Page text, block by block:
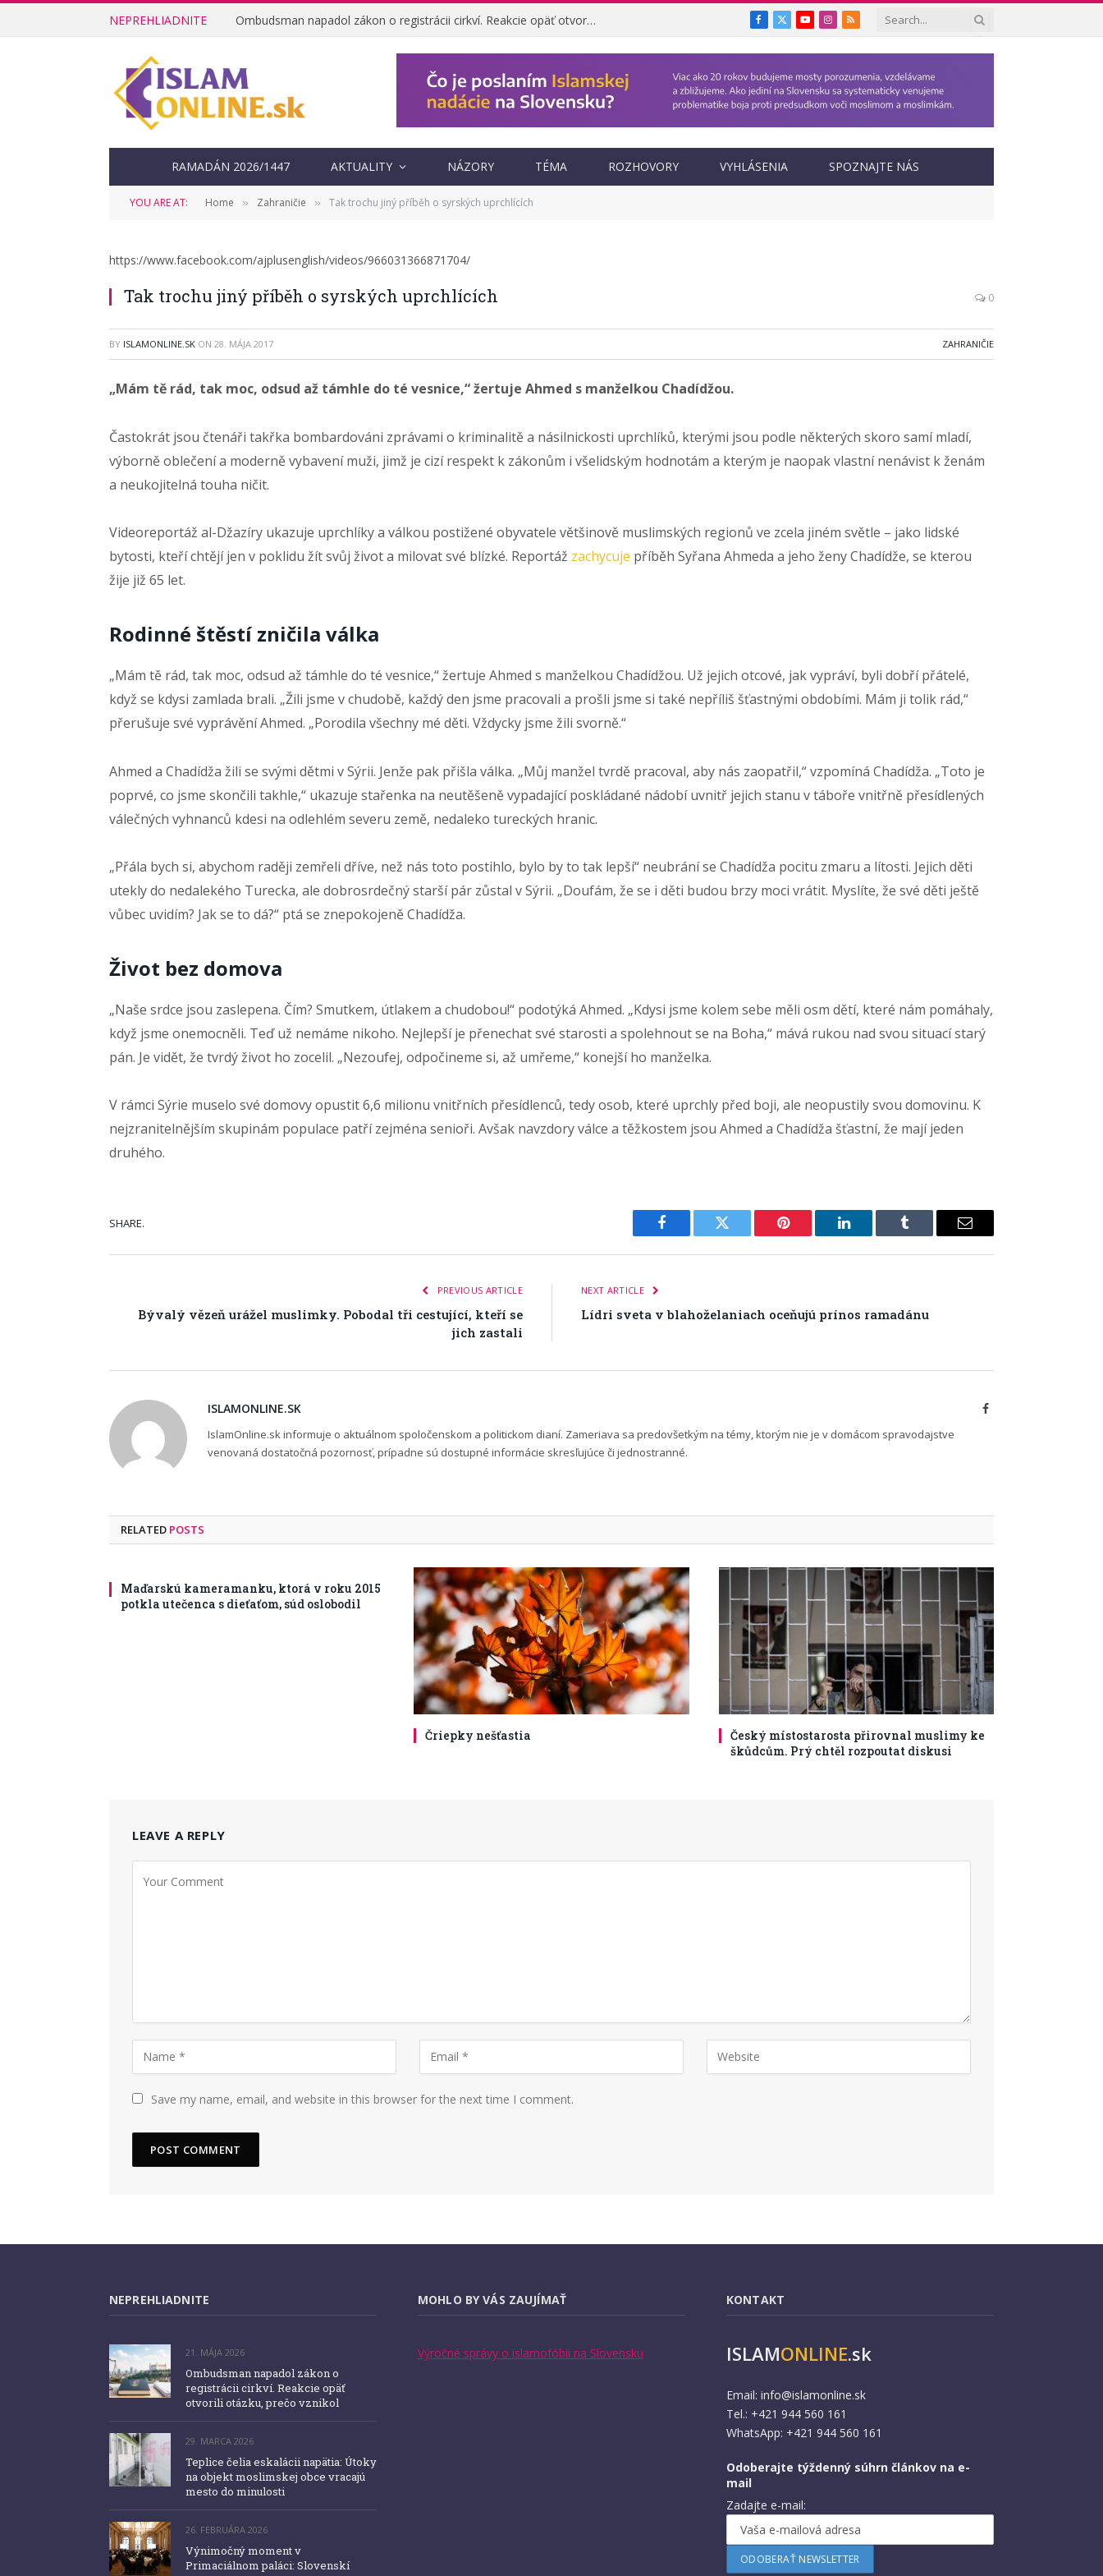
NEPREHLIADNITE Ombudsman napadol zákon o registrácii cirkví. Reakcie opäť otvorili otázku, prečo vznikol Facebook
X
YouTubeInstagram
RSS
RAMADÁN 2026/1447 AKTUALITY NÁZORY TÉMA ROZHOVORY VYHLÁSENIA SPOZNAJTE NÁS
YOU ARE AT: Home » Zahraničie » Tak trochu jiný příběh o syrských uprchlících
https://www.facebook.com/ajplusenglish/videos/966031366871704/
Tak trochu jiný příběh o syrských uprchlících 0
BY ISLAMONLINE.SK ON 28. MÁJA 2017 ZAHRANIČIE
„Mám tě rád, tak moc, odsud až támhle do té vesnice,“ žertuje Ahmed s manželkou Chadídžou.
Častokrát jsou čtenáři takřka bombardováni zprávami o kriminalitě a násilnickosti uprchlíků, kterými jsou podle některých skoro samí mladí,
výborně oblečení a moderně vybavení muži, jimž je cizí respekt k zákonům i všelidským hodnotám a kterým je naopak vlastní nenávist k ženám
a neukojitelná touha ničit.
Videoreportáž al-Džazíry ukazuje uprchlíky a válkou postižené obyvatele většinově muslimských regionů ve zcela jiném světle – jako lidské
bytosti, kteří chtějí jen v poklidu žít svůj život a milovat své blízké. Reportáž zachycuje příběh Syřana Ahmeda a jeho ženy Chadídže, se kterou
žije již 65 let.
Rodinné štěstí zničila válka
„Mám tě rád, tak moc, odsud až támhle do té vesnice,“ žertuje Ahmed s manželkou Chadídžou. Už jejich otcové, jak vypráví, byli dobří přátelé,
když se kdysi zamlada brali. „Žili jsme v chudobě, každý den jsme pracovali a prošli jsme si také nepříliš šťastnými obdobími. Mám ji tolik rád,“
přerušuje své vyprávění Ahmed. „Porodila všechny mé děti. Vždycky jsme žili svorně.“
Ahmed a Chadídža žili se svými dětmi v Sýrii. Jenže pak přišla válka. „Můj manžel tvrdě pracoval, aby nás zaopatřil,“ vzpomíná Chadídža. „Toto je
poprvé, co jsme skončili takhle,“ ukazuje stařenka na neutěšeně vypadající poskládané nádobí uvnitř jejich stanu v táboře vnitřně přesídlených
válečných vyhnanců kdesi na odlehlém severu země, nedaleko tureckých hranic.
„Přála bych si, abychom raději zemřeli dříve, než nás toto postihlo, bylo by to tak lepší“ neubrání se Chadídža pocitu zmaru a lítosti. Jejich děti
utekly do nedalekého Turecka, ale dobrosrdečný starší pár zůstal v Sýrii. „Doufám, že se i děti budou brzy moci vrátit. Myslíte, že své děti ještě
vůbec uvidím? Jak se to dá?“ ptá se znepokojeně Chadídža.
Život bez domova
„Naše srdce jsou zaslepena. Čím? Smutkem, útlakem a chudobou!“ podotýká Ahmed. „Kdysi jsme kolem sebe měli osm dětí, které nám pomáhaly,
když jsme onemocněli. Teď už nemáme nikoho. Nejlepší je přenechat své starosti a spolehnout se na Boha,“ mává rukou nad svou situací starý
pán. Je vidět, že tvrdý život ho zocelil. „Nezoufej, odpočineme si, až umřeme,“ konejší ho manželka.
V rámci Sýrie muselo své domovy opustit 6,6 milionu vnitřních přesídlenců, tedy osob, které uprchly před boji, ale neopustily svou domovinu. K
nejzranitelnějším skupinám populace patří zejména senioři. Avšak navzdory válce a těžkostem jsou Ahmed a Chadídža šťastní, že mají jeden
druhého.
SHARE.
Facebook Twitter Pinterest LinkedIn Tumblr Email
PREVIOUS ARTICLE
Bývalý vězeň urážel muslimky. Pobodal tři cestující, kteří se
jich zastali
NEXT ARTICLE
Lídri sveta v blahoželaniach oceňujú prínos ramadánu
ISLAMONLINE.SK Facebook
IslamOnline.sk informuje o aktuálnom spoločenskom a politickom dianí. Zameriava sa predovšetkým na témy, ktorým nie je v domácom spravodajstve
venovaná dostatočná pozornosť, prípadne sú dostupné informácie skresľujúce či jednostranné.
RELATED POSTS
Maďarskú kameramanku, ktorá v roku 2015
potkla utečenca s dieťaťom, súd oslobodil
Čriepky nešťastia
Český místostarosta přirovnal muslimy ke
škůdcům. Prý chtěl rozpoutat diskusi
LEAVE A REPLY
Save my name, email, and website in this browser for the next time I comment.
NEPREHLIADNITE
21. MÁJA 2026
Ombudsman napadol zákon o
registrácii cirkví. Reakcie opäť
otvorili otázku, prečo vznikol
29. MARCA 2026
Teplice čelia eskalácii napätia: Útoky
na objekt moslimskej obce vracajú
mesto do minulosti
26. FEBRUÁRA 2026
Výnimočný moment v
Primaciálnom paláci: Slovenskí
MOHLO BY VÁS ZAUJÍMAŤ
Výročné správy o islamofóbii na Slovensku
KONTAKT
ISLAMONLINE.sk
Email: info@islamonline.sk
Tel.: +421 944 560 161
WhatsApp: +421 944 560 161
Odoberajte týždenný súhrn článkov na e-
mail
Zadajte e-mail: